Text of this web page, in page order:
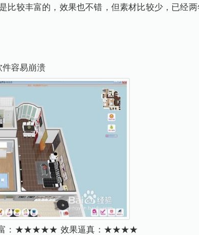
比较丰富的，效果也不错，但素材比较少，已经两
容易崩溃
富：★★★★★ 效果逼真：★★★★